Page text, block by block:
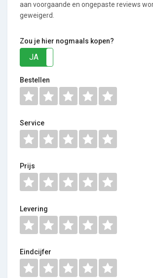
aan voorgaande en ongepaste reviews
geweigerd.
Zou je hier nogmaals kopen?
JA
Bestellen
Service
Prijs
Levering
Eindcijfer